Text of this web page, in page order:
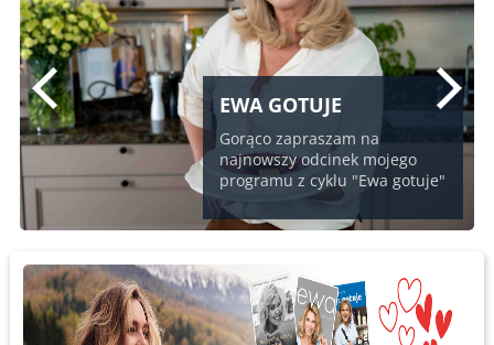
EWA GOTUJE
Gorąco zapraszam na
najnowszy odcinek mojego
programu z cyklu "Ewa gotuje"